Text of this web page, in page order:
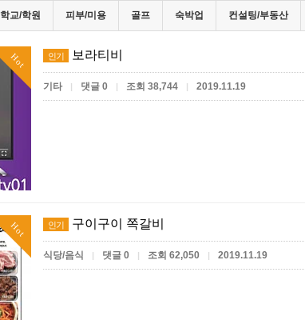
학교/학원 피부/미용 골프 숙박업 컨설팅/부동산
Hot 인기 보라티비
기타 | 댓글 0 | 조회 38,744 | 2019.11.19
Hot 인기 구이구이 쪽갈비
식당/음식 | 댓글 0 | 조회 62,050 | 2019.11.19